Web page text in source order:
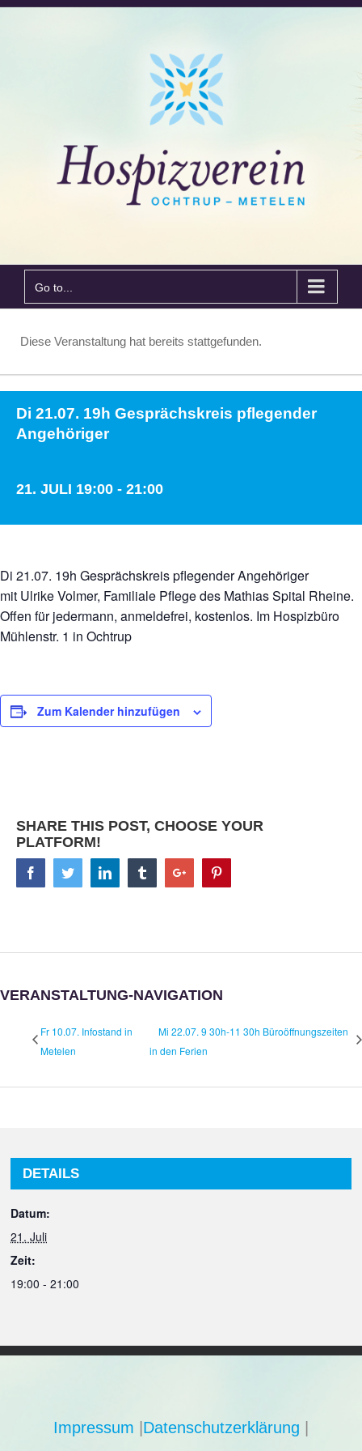
Go to...
Diese Veranstaltung hat bereits stattgefunden.
Di 21.07. 19h Gesprächskreis pflegender
Angehöriger
21. JULI 19:00 - 21:00
Di 21.07. 19h Gesprächskreis pflegender Angehöriger
mit Ulrike Volmer, Familiale Pflege des Mathias Spital Rheine.
Offen für jedermann, anmeldefrei, kostenlos. Im Hospizbüro
Mühlenstr. 1 in Ochtrup
Zum Kalender hinzufügen
SHARE THIS POST, CHOOSE YOUR
PLATFORM!
FacebookTwitterLinkedin TumblrGoogle+
VERANSTALTUNG-NAVIGATION
Fr 10.07. Infostand in
Metelen
Mi 22.07. 9 30h-11 30h Büroöffnungszeiten
in den Ferien
DETAILS
Datum:
21. Juli
Zeit:
19:00 - 21:00
Impressum Datenschutzerklärung